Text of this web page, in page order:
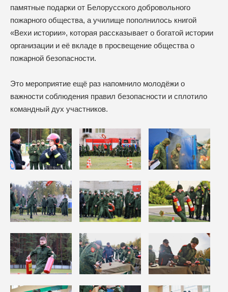
памятные подарки от Белорусского добровольного
пожарного общества, а училище пополнилось книгой
«Вехи истории», которая рассказывает о богатой истории
организации и её вкладе в просвещение общества о
пожарной безопасности.
Это мероприятие ещё раз напомнило молодёжи о
важности соблюдения правил безопасности и сплотило
командный дух участников.